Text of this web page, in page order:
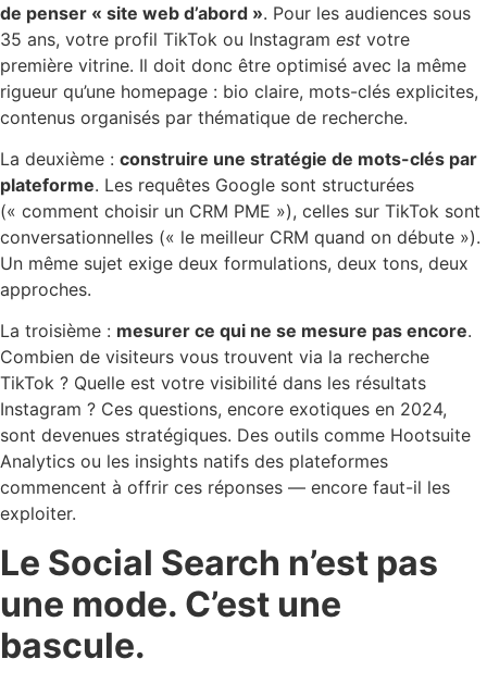
de penser « site web d’abord ». Pour les audiences sous
35 ans, votre profil TikTok ou Instagram est votre
première vitrine. Il doit donc être optimisé avec la même
rigueur qu’une homepage : bio claire, mots-clés explicites,
contenus organisés par thématique de recherche.
La deuxième : construire une stratégie de mots-clés par
plateforme. Les requêtes Google sont structurées
(« comment choisir un CRM PME »), celles sur TikTok sont
conversationnelles (« le meilleur CRM quand on débute »).
Un même sujet exige deux formulations, deux tons, deux
approches.
La troisième : mesurer ce qui ne se mesure pas encore.
Combien de visiteurs vous trouvent via la recherche
TikTok ? Quelle est votre visibilité dans les résultats
Instagram ? Ces questions, encore exotiques en 2024,
sont devenues stratégiques. Des outils comme Hootsuite
Analytics ou les insights natifs des plateformes
commencent à offrir ces réponses — encore faut-il les
exploiter.
Le Social Search n’est pas
une mode. C’est une
bascule.